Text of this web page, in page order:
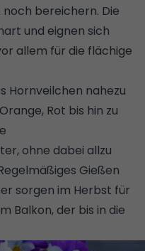
bereichern. Die
und eignen sich
allem für die flächige
Hornveilchen nahezu
Rot bis hin zu
ohne dabei allzu
Gießen
sorgen im Herbst für
Balkon, der bis in die